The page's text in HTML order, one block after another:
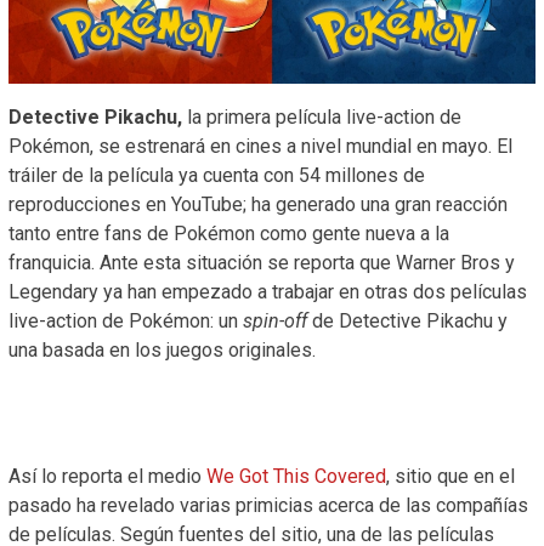
Detective Pikachu, la primera película live-action de
Pokémon, se estrenará en cines a nivel mundial en mayo. El
tráiler de la película ya cuenta con 54 millones de
reproducciones en YouTube; ha generado una gran reacción
tanto entre fans de Pokémon como gente nueva a la
franquicia. Ante esta situación se reporta que Warner Bros y
Legendary ya han empezado a trabajar en otras dos películas
live-action de Pokémon: un spin-offde Detective Pikachu y
una basada en los juegos originales.
Así lo reporta el medio We Got This Covered, sitio que en el
pasado ha revelado varias primicias acerca de las compañías
de películas. Según fuentes del sitio, una de las películas